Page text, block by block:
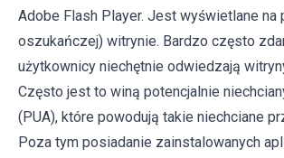
Adobe Flash Player. Jest wyświetlane na
oszukańczej) witrynie. Bardzo często
użytkownicy niechętnie odwiedzają
Często jest to winą potencjalnie
(PUA), które powodują takie niechciane
Poza tym posiadanie zainstalowanych